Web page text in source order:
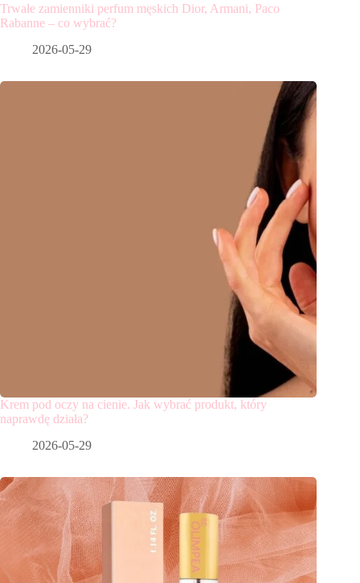
Trwałe zamienniki perfum męskich Dior, Armani, Paco
Rabanne – co wybrać?
2026-05-29
Krem pod oczy na cienie. Jak wybrać produkt, który
naprawdę działa?
2026-05-29